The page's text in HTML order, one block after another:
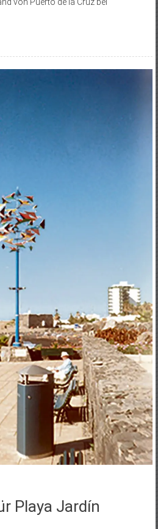
von Puerto de la Cruz bei
Playa Jardín